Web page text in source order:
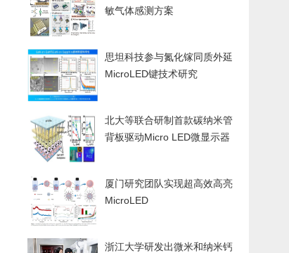
敏气体感测方案
思坦科技参与氮化镓同质外延
MicroLED键技术研究
北大等联合研制首款碳纳米管
背板驱动Micro LED微显示器
厦门研究团队实现超高效高亮
MicroLED
浙江大学研发出微米和纳米钙